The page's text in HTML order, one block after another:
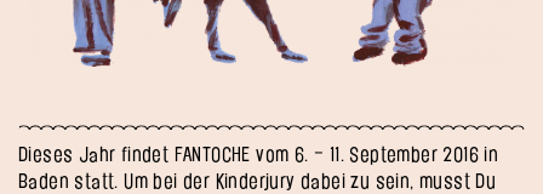
Dieses Jahr findet FANTOCHE vom 6. – 11. September 2016 in
Baden statt. Um bei der Kinderjury dabei zu sein, musst Du